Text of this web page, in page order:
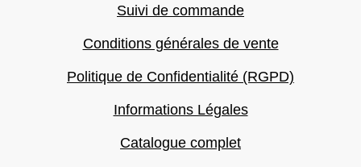
Suivi de commande
Conditions générales de vente
Politique de Confidentialité (RGPD)
Informations Légales
Catalogue complet